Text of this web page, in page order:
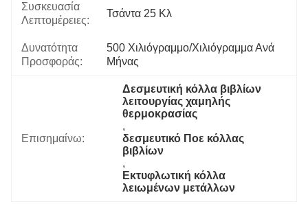
Συσκευασία
Λεπτομέρειες:
Τσάντα 25 Κλ
Δυνατότητα
Προσφοράς:
500 Χιλιόγραμμο/χιλιόγραμμα Ανά
Μήνας
Επισημαίνω:
Δεσμευτική κόλλα βιβλίων
λειτουργίας χαμηλής
θερμοκρασίας
,
δεσμευτικό Ποε κόλλας
βιβλίων
,
Εκτυφλωτική κόλλα
λειωμένων μετάλλων